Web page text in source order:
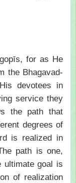
for as He
the Bhagavad-
devotees in
service they
the path that
degrees of
is realized in
path is one,
ultimate goal is
of realization